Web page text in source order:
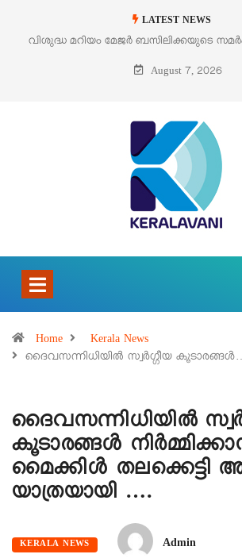
LATEST NEWS
സമർപ്പണ തിരുനാൾ
‘പെറ്റൽസ്’ ലൈഫ്
August 7, 2026
Home
Kerala News
ദൈവസന്നിധിയിൽ സ്വർഗ്ഗീയ
ദൈവസന്നിധിയിൽ
കൂടാരങ്ങൾ
മൈക്കിൾ തലക്കെട്ടി
യാത്രയായി ….
KERALA NEWS
Admin